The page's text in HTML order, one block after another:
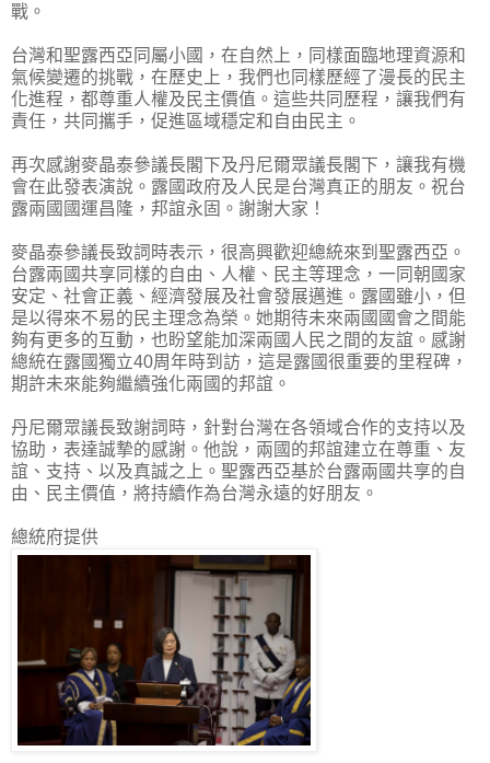
戰。
台灣和聖露西亞同屬小國，在自然上，同樣面臨地理資源和
氣候變遷的挑戰，在歷史上，我們也同樣歷經了漫長的民主
化進程，都尊重人權及民主價值。這些共同歷程，讓我們有
責任，共同攜手，促進區域穩定和自由民主。
再次感謝麥晶泰參議長閣下及丹尼爾眾議長閣下，讓我有機
會在此發表演說。露國政府及人民是台灣真正的朋友。祝台
露兩國國運昌隆，邦誼永固。謝謝大家！
麥晶泰參議長致詞時表示，很高興歡迎總統來到聖露西亞。
台露兩國共享同樣的自由、人權、民主等理念，一同朝國家
安定、社會正義、經濟發展及社會發展邁進。露國雖小，但
是以得來不易的民主理念為榮。她期待未來兩國國會之間能
夠有更多的互動，也盼望能加深兩國人民之間的友誼。感謝
總統在露國獨立40周年時到訪，這是露國很重要的里程碑，
期許未來能夠繼續強化兩國的邦誼。
丹尼爾眾議長致謝詞時，針對台灣在各領域合作的支持以及
協助，表達誠摯的感謝。他說，兩國的邦誼建立在尊重、友
誼、支持、以及真誠之上。聖露西亞基於台露兩國共享的自
由、民主價值，將持續作為台灣永遠的好朋友。
總統府提供